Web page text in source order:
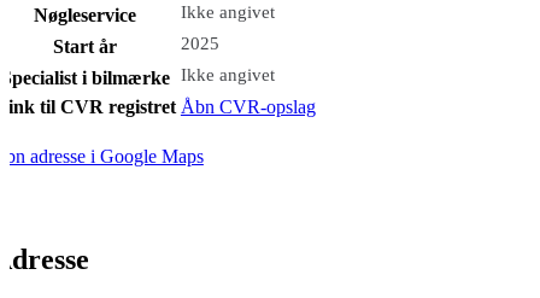
Nøgleservice Ikke angivet
Start år 2025
Specialist i bilmærke Ikke angivet
til CVR registret Åbn CVR-opslag
adresse i Google Maps